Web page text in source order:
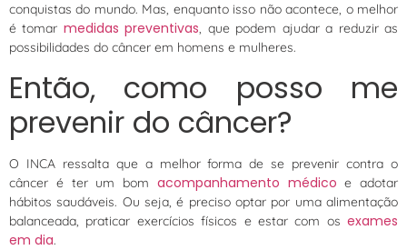
conquistas do mundo. Mas, enquanto isso não acontece, o melhor
é tomar medidas preventivas, que podem ajudar a reduzir as
possibilidades do câncer em homens e mulheres.
Então, como posso me
prevenir do câncer?
O INCA ressalta que a melhor forma de se prevenir contra o
câncer é ter um bom acompanhamento médico e adotar
hábitos saudáveis. Ou seja, é preciso optar por uma alimentação
balanceada, praticar exercícios físicos e estar com os exames
em dia.